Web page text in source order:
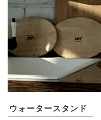
ウォータースタンド